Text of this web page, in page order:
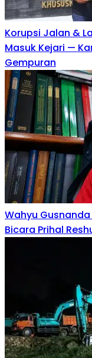
Korupsi Jalan &
Masuk Kejari —
Gempuran
Wahyu
Bicara Prihal